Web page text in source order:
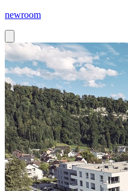
newroom